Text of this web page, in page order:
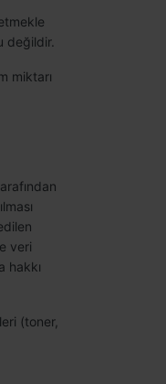
değildir.
miktarı
veri
hakkı
(toner,